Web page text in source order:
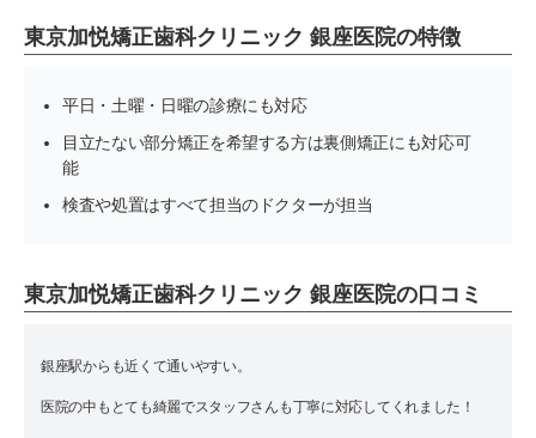
東京加悦矯正歯科クリニック 銀座医院の特徴
平日・土曜・日曜の診療にも対応
目立たない部分矯正を希望する方は裏側矯正にも対応可
能
検査や処置はすべて担当のドクターが担当
東京加悦矯正歯科クリニック 銀座医院の口コミ
銀座駅からも近くて通いやすい。
医院の中もとても綺麗でスタッフさんも丁寧に対応してくれました！